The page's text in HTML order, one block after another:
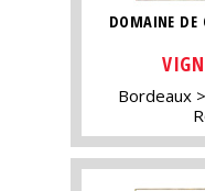
DOMAINE DE
Bordeaux